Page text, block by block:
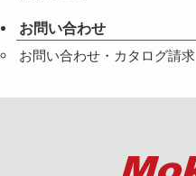
お問い合わせ
お問い合わせ・カタログ請求